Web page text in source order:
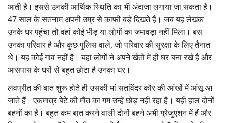
आती है। इससे उनकी आर्थिक स्थिति का भी अंदाजा लगाया जा सकता है।
47 साल के सतनाम अपनी उम्र से काफी बड़े दिखते हैं। जब यह लेखक
उनके घर पहुंचा तो वहां कोई भीड़ या लोगों का जमावड़ा नहीं मिला। बस
उनका परिवार है और कुछ पुलिस वाले, जो परिवार की सुरक्षा के लिए तैनात
थे। यह कोई गांव नहीं है। यहां लोगों ने अपने खेतों में ही घर बना रखे हैं और
आसपास के घरों से बहुत छोटा है उनका घर।
लवप्रीत की बात शुरू होते ही उसकी मां सतविंदर कौर की आंखों में आंसू आ
जाते हैं। एकमात्र बेटे की मौत का गम उन्हें छोड़ नहीं रहा है। यही हाल दोनों
बहनों का है। बहुत कम बात करने वाली दोनों बहने अभी ग्रेजुएशन में हैं और